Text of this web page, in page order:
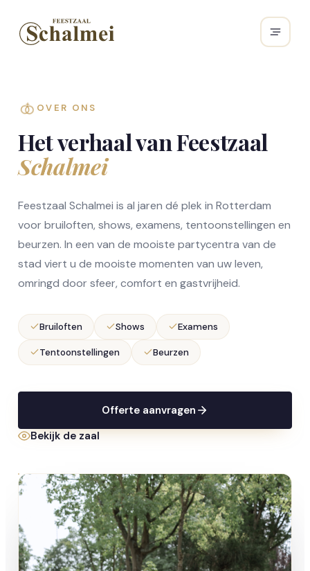
OVER ONS
Het verhaal van Feestzaal
Schalmei
Feestzaal Schalmei is al jaren dé plek in Rotterdam
voor bruiloften, shows, examens, tentoonstellingen en
beurzen. In een van de mooiste partycentra van de
stad viert u de mooiste momenten van uw leven,
omringd door sfeer, comfort en gastvrijheid.
Bruiloften Shows Examens
Tentoonstellingen Beurzen
Offerte aanvragen
Bekijk de zaal